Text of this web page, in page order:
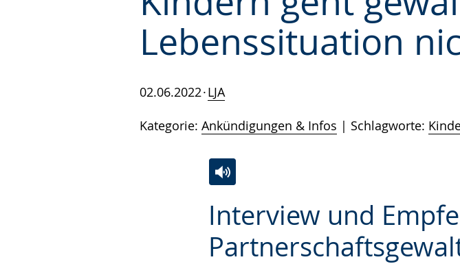
Lebenssituation
02.06.2022 LJA
Kategorie: Ankündigungen & Infos Schlagworte:
Interview und
Leichten
Sprache
wechseln.
Audio-
Unterstützung.
Video
in
Deutscher